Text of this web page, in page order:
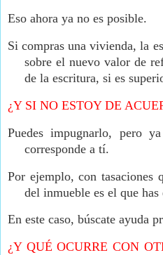
Eso ahora ya no es posible.
Si compras una vivienda, la
sobre el nuevo valor de
de la escritura, si es
¿Y SI NO ESTOY DE
Puedes impugnarlo, pero
corresponde a tí.
Por ejemplo, con tasaciones
del inmueble es el que
En este caso, búscate ayuda
¿Y QUÉ OCURRE CON